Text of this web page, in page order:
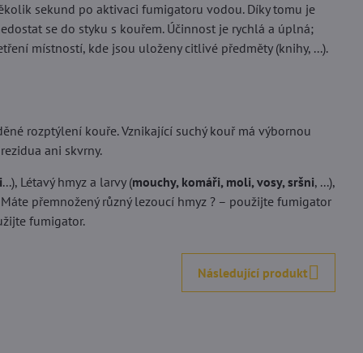
sekund po aktivaci fumigatoru vodou. Díky tomu je
se do styku s kouřem. Účinnost je rychlá a úplná;
místností, kde jsou uloženy citlivé předměty (knihy, ...).
rozptýlení kouře. Vznikající suchý kouř má výbornou
ani skvrny.
...), Létavý hmyz a larvy (mouchy, komáři, moli, vosy, sršni, ...),
přemnožený různý lezoucí hmyz ? – použijte fumigator
fumigator.
Následující produkt